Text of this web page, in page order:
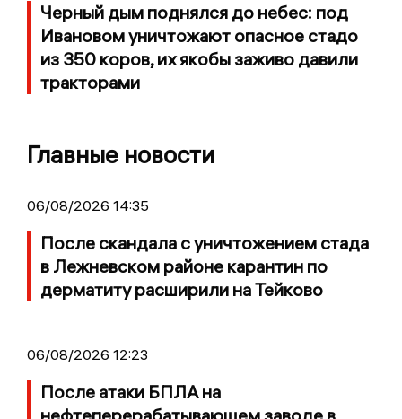
Черный дым поднялся до небес: под
Ивановом уничтожают опасное стадо
из 350 коров, их якобы заживо давили
тракторами
Главные новости
06/08/2026 14:35
После скандала с уничтожением стада
в Лежневском районе карантин по
дерматиту расширили на Тейково
06/08/2026 12:23
После атаки БПЛА на